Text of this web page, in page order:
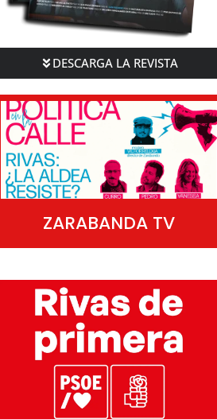
DESCARGA LA REVISTA
ZARABANDA TV